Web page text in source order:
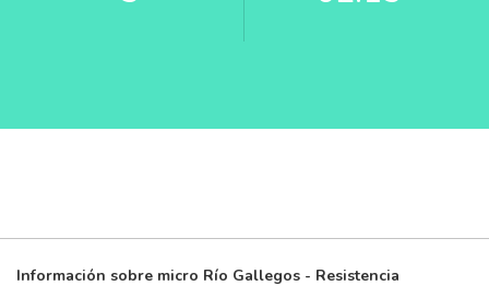
Información sobre micro Río Gallegos - Resistencia